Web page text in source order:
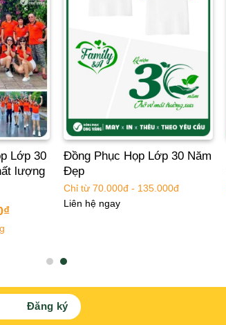
Đồng Phục Họp Lớp 30 Năm
Đẹp
Chỉ từ 70.000đ - 135.000đ
Liên hệ ngay
Lớp 30
lượng
₫